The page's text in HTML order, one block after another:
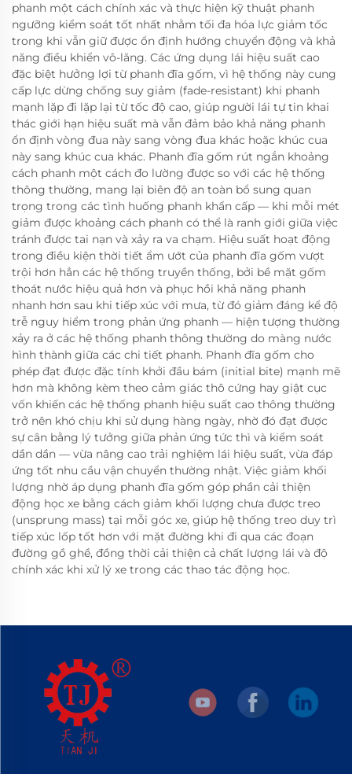
phanh một cách chính xác và thực hiện kỹ thuật phanh
ngưỡng kiểm soát tốt nhất nhằm tối đa hóa lực giảm tốc
trong khi vẫn giữ được ổn định hướng chuyển động và khả
năng điều khiển vô-lăng. Các ứng dụng lái hiệu suất cao
đặc biệt hưởng lợi từ phanh đĩa gốm, vì hệ thống này cung
cấp lực dừng chống suy giảm (fade-resistant) khi phanh
mạnh lặp đi lặp lại từ tốc độ cao, giúp người lái tự tin khai
thác giới hạn hiệu suất mà vẫn đảm bảo khả năng phanh
ổn định vòng đua này sang vòng đua khác hoặc khúc cua
này sang khúc cua khác. Phanh đĩa gốm rút ngắn khoảng
cách phanh một cách đo lường được so với các hệ thống
thông thường, mang lại biên độ an toàn bổ sung quan
trọng trong các tình huống phanh khẩn cấp — khi mỗi mét
giảm được khoảng cách phanh có thể là ranh giới giữa việc
tránh được tai nạn và xảy ra va chạm. Hiệu suất hoạt động
trong điều kiện thời tiết ẩm ướt của phanh đĩa gốm vượt
trội hơn hẳn các hệ thống truyền thống, bởi bề mặt gốm
thoát nước hiệu quả hơn và phục hồi khả năng phanh
nhanh hơn sau khi tiếp xúc với mưa, từ đó giảm đáng kể độ
trễ nguy hiểm trong phản ứng phanh — hiện tượng thường
xảy ra ở các hệ thống phanh thông thường do màng nước
hình thành giữa các chi tiết phanh. Phanh đĩa gốm cho
phép đạt được đặc tính khởi đầu bám (initial bite) mạnh mẽ
hơn mà không kèm theo cảm giác thô cứng hay giật cục
vốn khiến các hệ thống phanh hiệu suất cao thông thường
trở nên khó chịu khi sử dụng hàng ngày, nhờ đó đạt được
sự cân bằng lý tưởng giữa phản ứng tức thì và kiểm soát
dần dần — vừa nâng cao trải nghiệm lái hiệu suất, vừa đáp
ứng tốt nhu cầu vận chuyển thường nhật. Việc giảm khối
lượng nhờ áp dụng phanh đĩa gốm góp phần cải thiện
động học xe bằng cách giảm khối lượng chưa được treo
(unsprung mass) tại mỗi góc xe, giúp hệ thống treo duy trì
tiếp xúc lốp tốt hơn với mặt đường khi đi qua các đoạn
đường gồ ghề, đồng thời cải thiện cả chất lượng lái và độ
chính xác khi xử lý xe trong các thao tác động học.